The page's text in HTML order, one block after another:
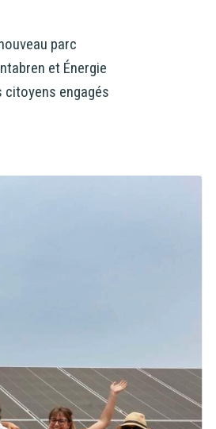
parc
et Énergie
citoyens engagés